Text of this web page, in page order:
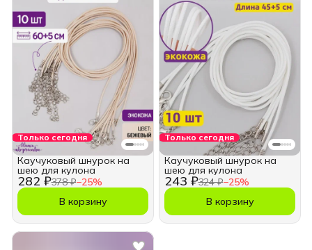
Только сегодня
282 ₽378 ₽−25%
Каучуковый шнурок на
шею для кулона
В корзину
Только сегодня
243 ₽324 ₽−25%
Каучуковый шнурок на
шею для кулона
В корзину